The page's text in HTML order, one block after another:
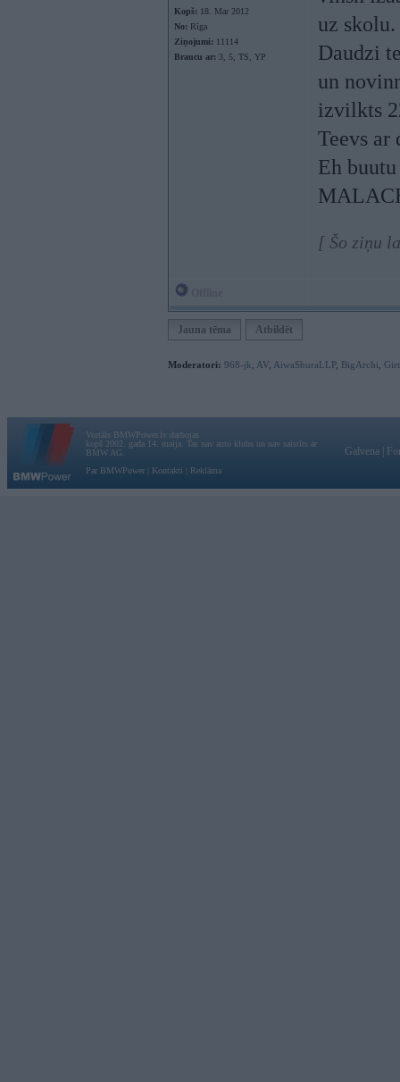
Kopš: 18. Mar 2012
No: Rīga
Ziņojumi: 11114
Braucu ar: 3, 5, TS, YP
uz skolu.
Daudzi
un
izvilkts
Teevs ar
Eh
[ Šo ziņu
Jauna tēma Atbildēt
Moderatori: 968-jk AV AiwaShuraLLP, BigArchi
Vortāls BMWPower.lv darbojas
kopš 2002. gada 14. maija. Tas nav auto klubs un nav saistīts ar
BMW AG.
Par BMWPower
Kontakti Reklāma
Galvena